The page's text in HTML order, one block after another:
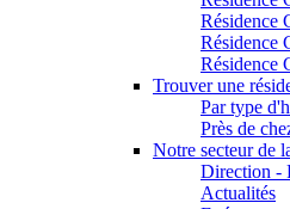
Résidence
Résidence
Résidence
Trouver une
Par type
Près de
Notre secteur de
Direction -
Actualités